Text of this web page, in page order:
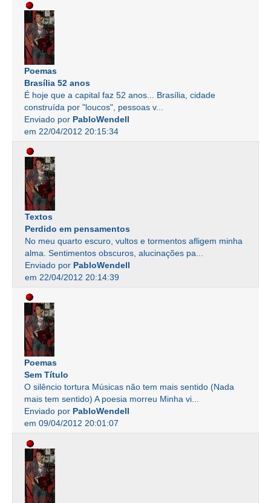
Poemas
Brasília 52 anos
É hoje que a capital faz 52 anos... Brasília, cidade
construída por "loucos", pessoas v...
Enviado por PabloWendell
em 22/04/2012 20:15:34
Textos
Perdido em pensamentos
No meu quarto escuro, vultos e tormentos afligem minha
alma. Sentimentos obscuros, alucinações pa...
Enviado por PabloWendell
em 22/04/2012 20:14:39
Poemas
Sem Título
O silêncio tortura Músicas não tem mais sentido (Nada
mais tem sentido) A poesia morreu Minha vi...
Enviado por PabloWendell
em 09/04/2012 20:01:07